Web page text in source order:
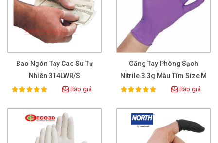
Bao Ngón Tay Cao Su Tự
Nhiên 314LWR/S
Rating:
100% Báo giá
Găng Tay Phòng Sạch
Nitrile 3.3g Màu Tím Size M
Rating:
100% Báo giá